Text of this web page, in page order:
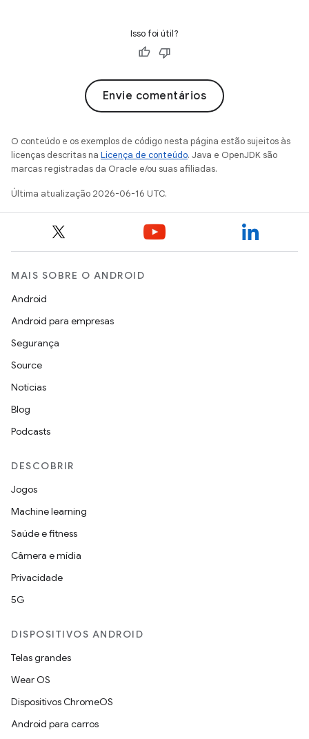
Isso foi útil?
Envie comentários
O conteúdo e os exemplos de código nesta página estão sujeitos às
licenças descritas na Licença de conteúdo. Java e OpenJDK são
marcas registradas da Oracle e/ou suas afiliadas.
Última atualização 2026-06-16 UTC.
MAIS SOBRE O ANDROID
Android
Android para empresas
Segurança
Source
Notícias
Blog
Podcasts
DESCOBRIR
Jogos
Machine learning
Saúde e fitness
Câmera e mídia
Privacidade
5G
DISPOSITIVOS ANDROID
Telas grandes
Wear OS
Dispositivos ChromeOS
Android para carros